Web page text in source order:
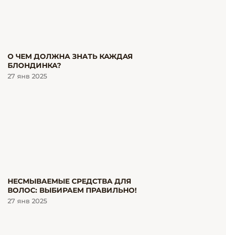
27 янв 2025
О ЧЕМ ДОЛЖНА ЗНАТЬ КАЖДАЯ
БЛОНДИНКА?
27 янв 2025
НЕСМЫВАЕМЫЕ СРЕДСТВА ДЛЯ
ВОЛОС: ВЫБИРАЕМ ПРАВИЛЬНО!